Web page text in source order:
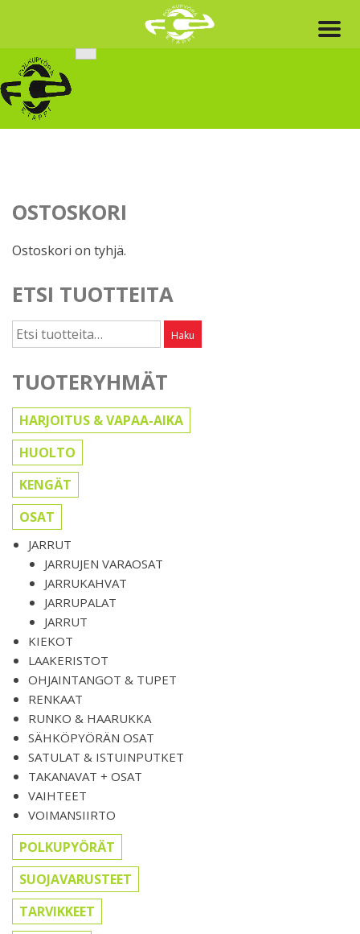
content
OSTOSKORI
Ostoskori on tyhjä.
ETSI TUOTTEITA
Etsi: Haku
TUOTERYHMÄT
HARJOITUS & VAPAA-AIKA
HUOLTO
KENGÄT
OSAT
JARRUT
JARRUJEN VARAOSAT
JARRUKAHVAT
JARRUPALAT
JARRUT
KIEKOT
LAAKERISTOT
OHJAINTANGOT & TUPET
RENKAAT
RUNKO & HAARUKKA
SÄHKÖPYÖRÄN OSAT
SATULAT & ISTUINPUTKET
TAKANAVAT + OSAT
VAIHTEET
VOIMANSIIRTO
POLKUPYÖRÄT
SUOJAVARUSTEET
TARVIKKEET